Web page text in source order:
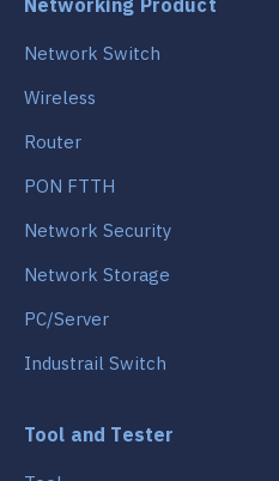
Networking Product
Network Switch
Wireless
Router
PON FTTH
Network Security
Network Storage
PC/Server
Industrail Switch
Tool and Tester